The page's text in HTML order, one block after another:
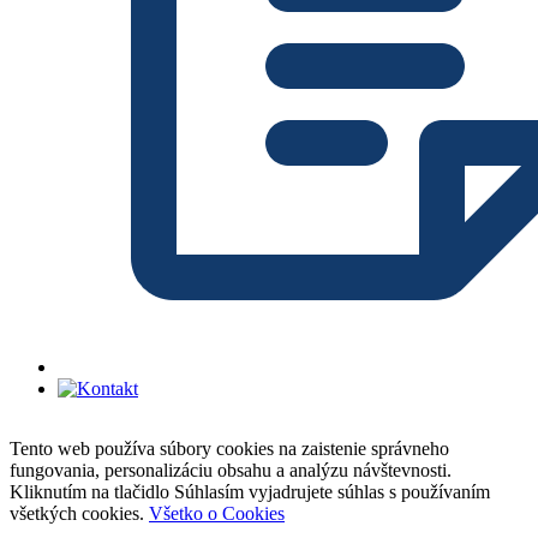
Tento web používa súbory cookies na zaistenie správneho
fungovania, personalizáciu obsahu a analýzu návštevnosti.
Kliknutím na tlačidlo Súhlasím vyjadrujete súhlas s používaním
všetkých cookies. Všetko o Cookies